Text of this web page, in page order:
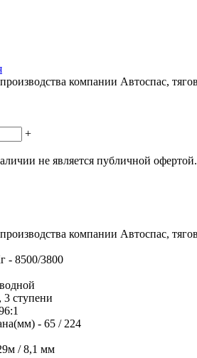
компании Автоспас,
+
не является публичной
компании Автоспас,
- 8500/3800
3 ступени
- 65 / 224
/ 8,1 мм